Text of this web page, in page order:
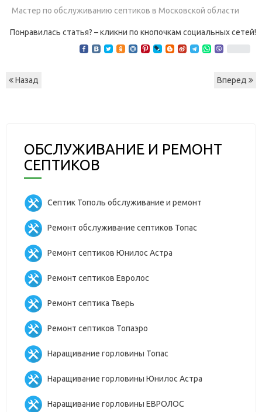
Мастер по обслуживанию септиков в Московской области
Понравилась статья? – кликни по кнопочкам социальных сетей!
Назад Вперед
ОБСЛУЖИВАНИЕ И РЕМОНТ
СЕПТИКОВ
Септик Тополь обслуживание и ремонт
Ремонт обслуживание септиков Топас
Ремонт септиков Юнилос Астра
Ремонт септиков Евролос
Ремонт септика Тверь
Ремонт септиков Топаэро
Наращивание горловины Топас
Наращивание горловины Юнилос Астра
Наращивание горловины ЕВРОЛОС